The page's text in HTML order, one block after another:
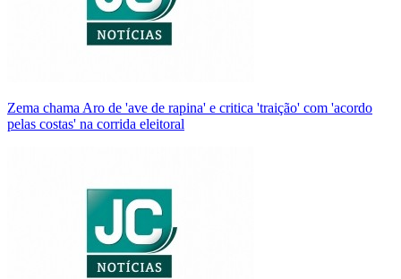
Zema chama Aro de 'ave de rapina' e critica 'traição' com 'acordo
pelas costas' na corrida eleitoral